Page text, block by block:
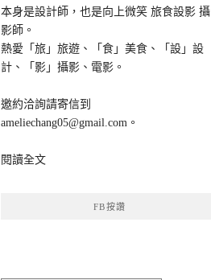
本身是設計師，也是向上微笑 旅食設影 攝
影師。
熱愛「旅」旅遊、「食」美食、「設」設
計、「影」攝影、電影。
邀約洽詢請寄信到
ameliechang05@gmail.com。
閱讀全文
FB按讚